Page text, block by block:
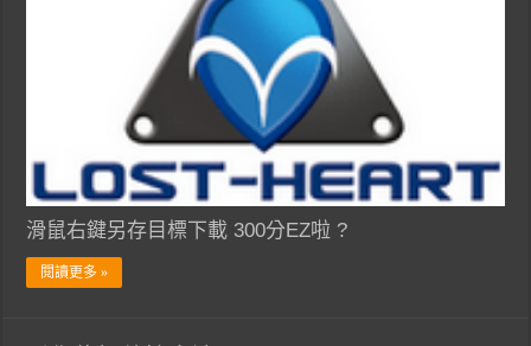
滑鼠右鍵另存目標下載 300分EZ啦 ?
閱讀更多 »